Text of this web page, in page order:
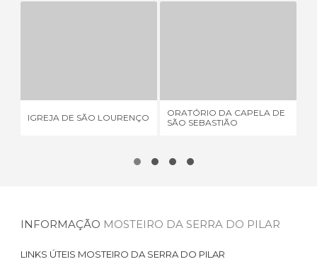
IGREJA DE SÃO LOURENÇO
ORATÓRIO DA CAPELA DE
SÃO SEBASTIÃO
INFORMAÇÃO MOSTEIRO DA SERRA DO PILAR
LINKS ÚTEIS MOSTEIRO DA SERRA DO PILAR